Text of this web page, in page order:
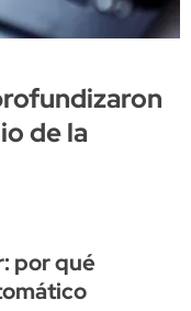
de la
por qué